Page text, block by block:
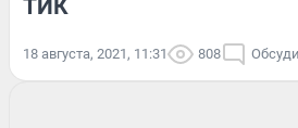
ТИК
18 августа, 2021, 11:31 808